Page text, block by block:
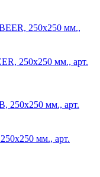
250х250 мм., арт.
мм., арт.